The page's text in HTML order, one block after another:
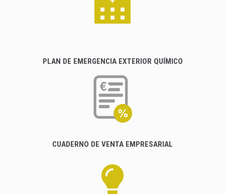
PLAN DE EMERGENCIA EXTERIOR QUÍMICO
CUADERNO DE VENTA EMPRESARIAL